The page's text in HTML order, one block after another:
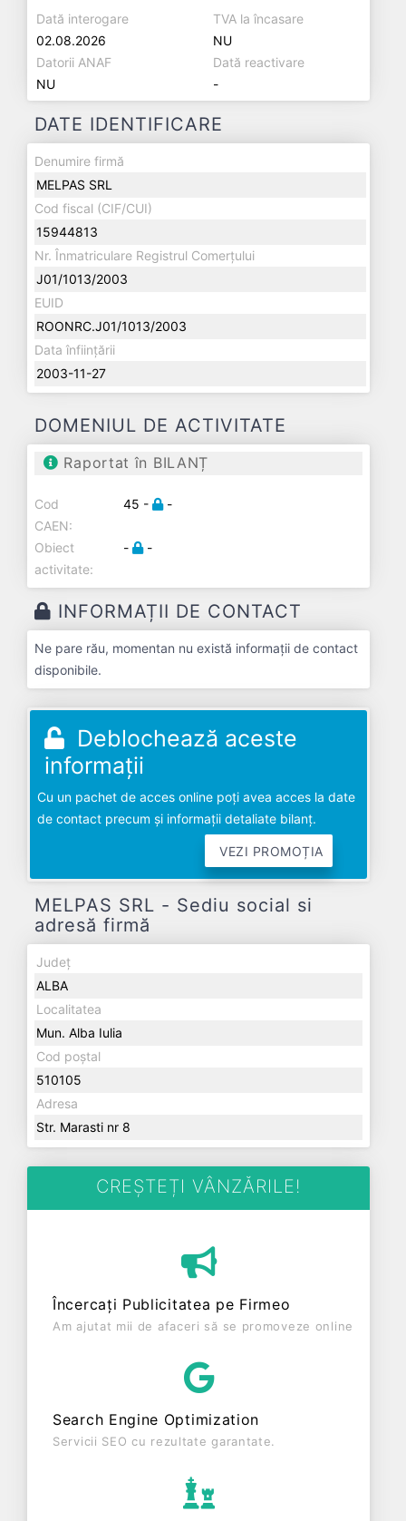
Dată interogare
02.08.2026
TVA la încasare
NU
Datorii ANAF
NU
Dată reactivare
-
DATE IDENTIFICARE
Denumire firmă
MELPAS SRL
Cod fiscal (CIF/CUI)
15944813
Nr. Înmatriculare Registrul Comerțului
J01/1013/2003
EUID
ROONRC.J01/1013/2003
Data înființării
2003-11-27
DOMENIUL DE ACTIVITATE
Raportat în BILANȚ
Cod
CAEN:
45 - -
Obiect
activitate:
- -
INFORMAȚII DE CONTACT
Ne pare rău, momentan nu există informații de contact
disponibile.
Deblochează aceste
informații
Cu un pachet de acces online poți avea acces la date
de contact precum și informații detaliate bilanț.
VEZI PROMOȚIA
MELPAS SRL - Sediu social si
adresă firmă
Județ
ALBA
Localitatea
Mun. Alba Iulia
Cod poștal
510105
Adresa
Str. Marasti nr 8
CREȘTEȚI VÂNZĂRILE!
Încercați Publicitatea pe Firmeo
Am ajutat mii de afaceri să se promoveze online
Search Engine Optimization
Servicii SEO cu rezultate garantate.